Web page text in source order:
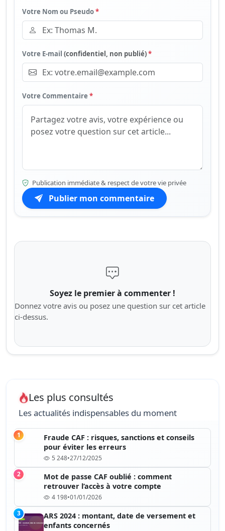
Votre Nom ou Pseudo*
Votre E-mail (confidentiel, non publié)*
Votre Commentaire *
Publication immédiate & respect de votre vie privée
Publier mon commentaire
Soyez le premier à commenter !
Donnez votre avis ou posez une question sur cet article
ci-dessus.
Les plus consultés
Les actualités indispensables du moment
1
Fraude CAF : risques, sanctions et conseils
pour éviter les erreurs
5 248•27/12/2025
2
Mot de passe CAF oublié : comment
retrouver l’accès à votre compte
4 198•01/01/2026
3
ARS 2024 : montant, date de versement et
enfants concernés